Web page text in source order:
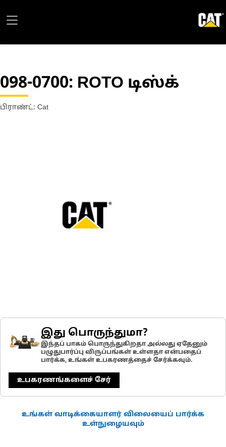
098-0700: ROTO டிஸ்க்
பிராண்ட்: Cat
இது பொருந்துமா?
இந்தப் பாகம் பொருந்துகிறதா அல்லது ஏதேனும்
பழுதுபார்ப்பு விருப்பங்கள் உள்ளதா என்பதைப்
பார்க்க, உங்கள் உபகரணத்தைச் சேர்க்கவும்.
உபகரணங்களைச் சேர்
உங்கள் வாடிக்கையாளர் விலையைப் பார்க்க
உள்நுழையவும்